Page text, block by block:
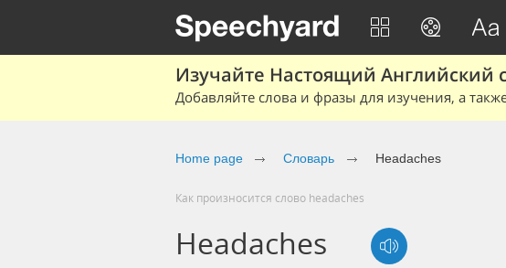
Изучайте Настоящий
Добавляйте слова и фразы для изучения, а
Home page Словарь Headaches
Как произносится слово headaches
Headaches